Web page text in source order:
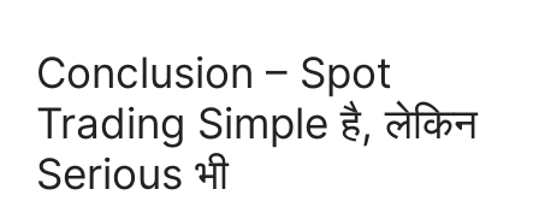
Conclusion – Spot
Trading Simple है, लेकिन
Serious भी